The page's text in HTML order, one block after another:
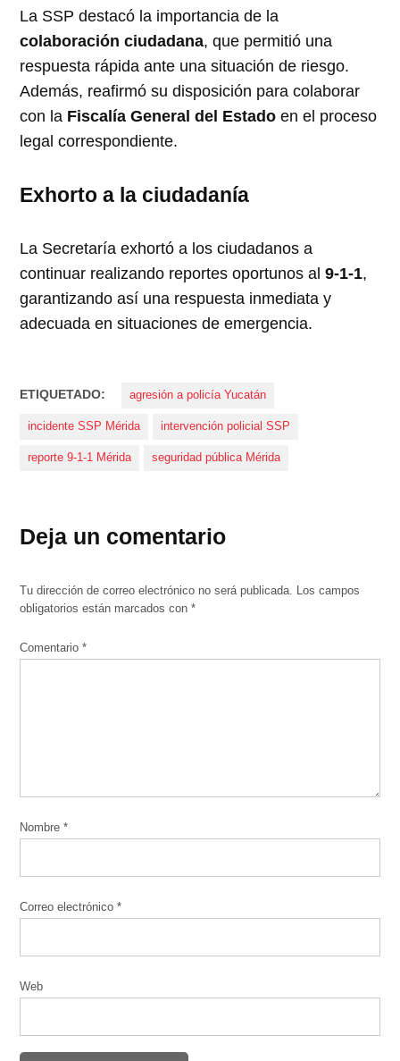
La SSP destacó la importancia de la
colaboración ciudadana, que permitió una
respuesta rápida ante una situación de riesgo.
Además, reafirmó su disposición para colaborar
con la Fiscalía General del Estado en el proceso
legal correspondiente.
Exhorto a la ciudadanía
La Secretaría exhortó a los ciudadanos a
continuar realizando reportes oportunos al9-1-1,
garantizando así una respuesta inmediata y
adecuada en situaciones de emergencia.
ETIQUETADO: agresión a policía Yucatán
incidente SSP Mérida intervención policial SSP
reporte 9-1-1 Mérida seguridad pública Mérida
Deja un comentario
Tu dirección de correo electrónico no será publicada. Los campos
obligatorios están marcados con*
Comentario*
Nombre*
Correo electrónico*
Web